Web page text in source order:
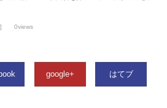
0views
google+ はてブ